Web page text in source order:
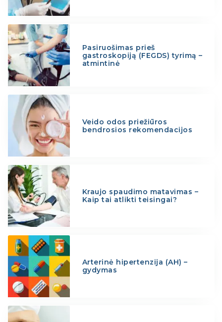
Pasiruošimas prieš
gastroskopiją (FEGDS) tyrimą –
atmintinė
Veido odos priežiūros
bendrosios rekomendacijos
Kraujo spaudimo matavimas –
Kaip tai atlikti teisingai?
Arterinė hipertenzija (AH) –
gydymas